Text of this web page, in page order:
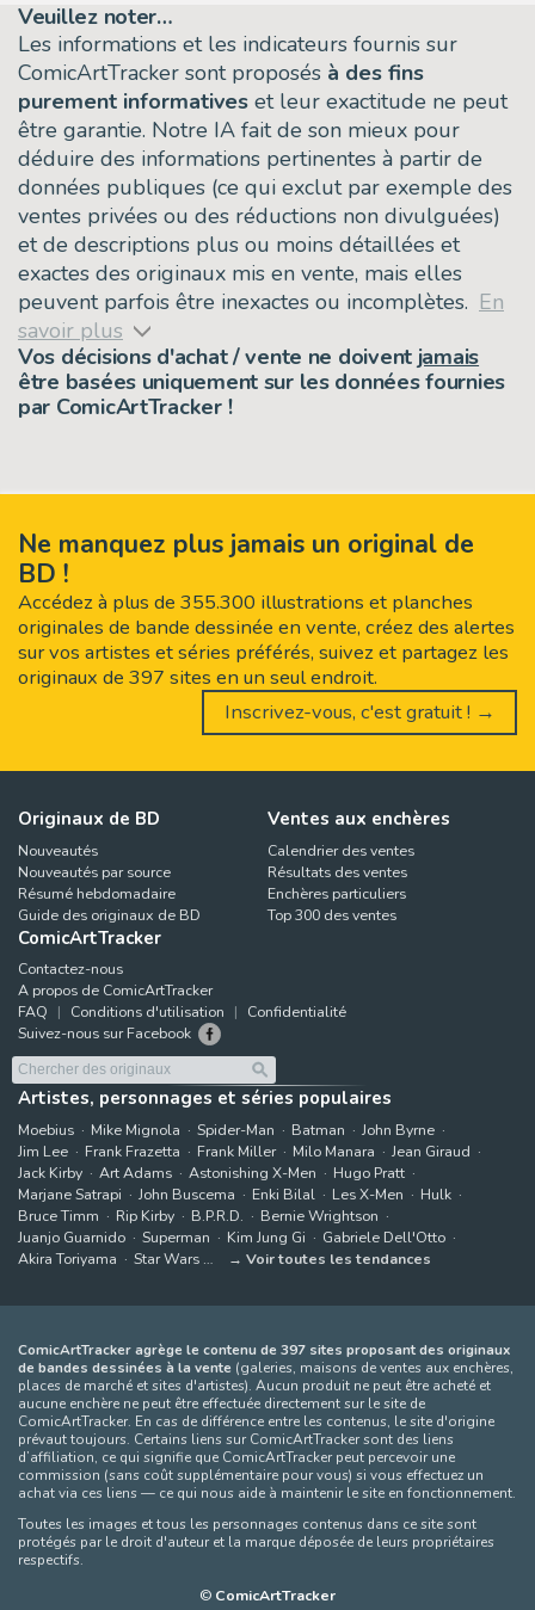
Veuillez noter…
Les informations et les indicateurs fournis sur
ComicArtTracker sont proposés à des fins
purement informatives et leur exactitude ne peut
être garantie. Notre IA fait de son mieux pour
déduire des informations pertinentes à partir de
données publiques (ce qui exclut par exemple des
ventes privées ou des réductions non divulguées)
et de descriptions plus ou moins détaillées et
exactes des originaux mis en vente, mais elles
peuvent parfois être inexactes ou incomplètes. En
savoir plus
Vos décisions d'achat / vente ne doivent jamais
être basées uniquement sur les données fournies
par ComicArtTracker !
Ne manquez plus jamais un original de
BD !
Accédez à plus de 355.300 illustrations et planches
originales de bande dessinée en vente, créez des alertes
sur vos artistes et séries préférés, suivez et partagez les
originaux de 397 sites en un seul endroit.
Inscrivez-vous, c'est gratuit ! →
Originaux de BD
Nouveautés
Nouveautés par source
Résumé hebdomadaire
Guide des originaux de BD
Ventes aux enchères
Calendrier des ventes
Résultats des ventes
Enchères particuliers
Top 300 des ventes
ComicArtTracker
Contactez-nous
A propos de ComicArtTracker
FAQ
Conditions d'utilisation
Confidentialité
Suivez-nous sur Facebook
Artistes, personnages et séries populaires
Moebius Mike Mignola Spider-Man Batman
John Byrne
Jim Lee
Frank Frazetta Frank Miller Milo Manara
Jean Giraud
Jack Kirby
Art Adams Astonishing X-Men
Hugo Pratt
Marjane Satrapi
John Buscema Enki Bilal Les X-Men
Hulk
Bruce Timm
Rip Kirby B.P.R.D.
Bernie Wrightson
Juanjo Guarnido
Superman Kim Jung Gi
Gabriele Dell'Otto
Akira Toriyama
Star Wars Voir toutes les tendances
ComicArtTracker agrège le contenu de 397 sites proposant des originaux
de bandes dessinées à la vente (galeries, maisons de ventes aux enchères,
places de marché et sites d'artistes). Aucun produit ne peut être acheté et
aucune enchère ne peut être effectuée directement sur le site de
ComicArtTracker. En cas de différence entre les contenus, le site d'origine
prévaut toujours. Certains liens sur ComicArtTracker sont des liens
d’affiliation, ce qui signifie que ComicArtTracker peut percevoir une
commission (sans coût supplémentaire pour vous) si vous effectuez un
achat via ces liens — ce qui nous aide à maintenir le site en fonctionnement.
Toutes les images et tous les personnages contenus dans ce site sont
protégés par le droit d'auteur et la marque déposée de leurs propriétaires
respectifs.
© ComicArtTracker